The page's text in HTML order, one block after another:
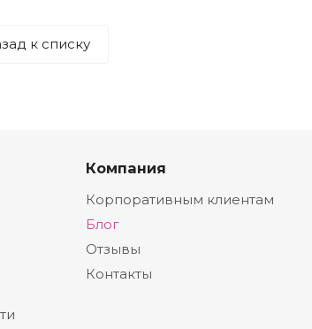
к списку
Компания
Корпоративным клиентам
Блог
Отзывы
Контакты